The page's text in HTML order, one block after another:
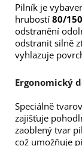
Pilník je
hrubostí 80/150
odstranění
odstranit silně
vyhlazuje
Ergonomický
Speciálně
zajišťuje
zaoblený tvar
což umožňuje